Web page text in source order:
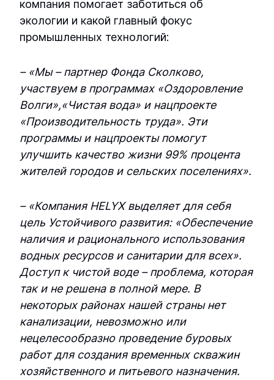
Промышленная установка обратного
осмоса УОО-М-25
Промышленная установка обратного
осмоса УОО-М-30
Промышленная установка обратного
осмоса УОО-М-33
Промышленная установка обратного
Промышленная установка обратного
осмоса УОО-М-4
Промышленная установка обратного
осмоса УОО-М-42
Промышленная установка обратного
осмоса УОО-М-45
Промышленная установка обратного
осмоса УОО-М-50
Установка озонирования ОЗН-ПК-4
Установка озонирования ОЗН-ПК-40
Установка озонирования ОЗН-ПК-5
Установка озонирования ОЗН-ПК-50
Установка озонирования ОЗН-ПК-6
Установка озонирования ОЗН-ПК-60
Установка озонирования ОЗН-ПК-8
компания помогает заботиться об
экологии и какой главный фокус
промышленных технологий:
– «Мы – партнер Фонда Сколково,
участвуем в программах «Оздоровление
Волги»,«Чистая вода» и нацпроекте
«Производительность труда». Эти
программы и нацпроекты помогут
улучшить качество жизни 99% процента
жителей городов и сельских поселениях».
– «Компания HELYX выделяет для себя
цель Устойчивого развития: «Обеспечение
наличия и рационального использования
водных ресурсов и санитарии для всех».
Доступ к чистой воде – проблема, которая
так и не решена в полной мере. В
некоторых районах нашей страны нет
канализации, невозможно или
нецелесообразно проведение буровых
работ для создания временных скважин
хозяйственного и питьевого назначения.